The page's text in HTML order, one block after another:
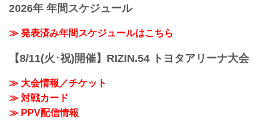
2026年 年間スケジュール
≫ 発表済み年間スケジュールはこちら
【8/11(火･祝)開催】RIZIN.54 トヨタアリーナ大会
≫ 大会情報／チケット
≫ 対戦カード
≫ PPV配信情報